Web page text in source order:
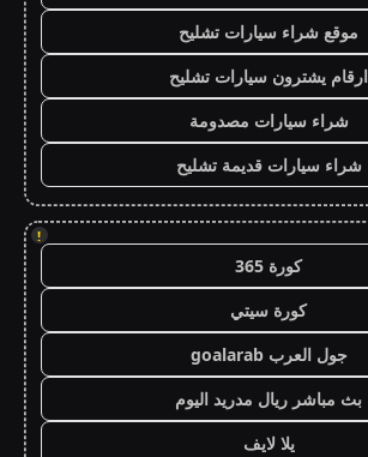
موقع شراء سيارات تشليح
ارقام يشترون سيارات تشليح
شراء سيارات مصدومة
شراء سيارات قديمة تشليح
!
كورة 365
كورة سيتي
جول العرب goalarab
بث مباشر ريال مدريد اليوم
يلا لايف